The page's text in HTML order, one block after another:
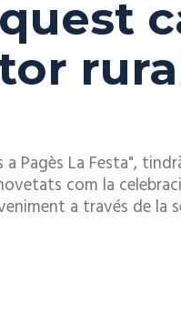
Pagès La Festa",
com la
a través de la